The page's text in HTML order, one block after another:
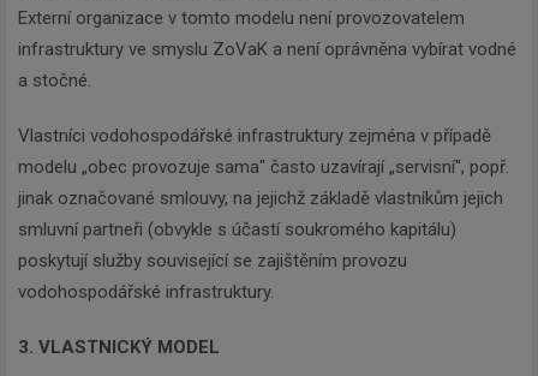
Externí organizace v tomto modelu není provozovatelem
infrastruktury ve smyslu ZoVaK a není oprávněna vybírat vodné
a stočné.
Vlastníci vodohospodářské infrastruktury zejména v případě
modelu „obec provozuje sama" často uzavírají „servisní", popř.
jinak označované smlouvy, na jejichž základě vlastníkům jejich
smluvní partneři (obvykle s účastí soukromého kapitálu)
poskytují služby související se zajištěním provozu
vodohospodářské infrastruktury.
3. VLASTNICKÝ MODEL